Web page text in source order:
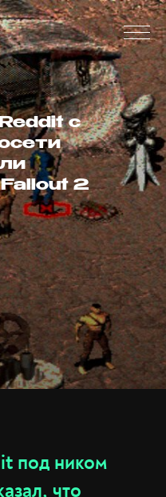
с
2
под ником
, что